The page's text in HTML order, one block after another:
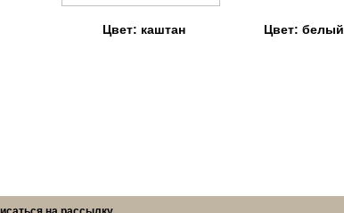
Цвет: каштан Цвет: белый